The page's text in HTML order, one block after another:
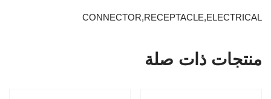
CONNECTOR,RECEPTACLE,ELECTRICAL
منتجات ذات صلة